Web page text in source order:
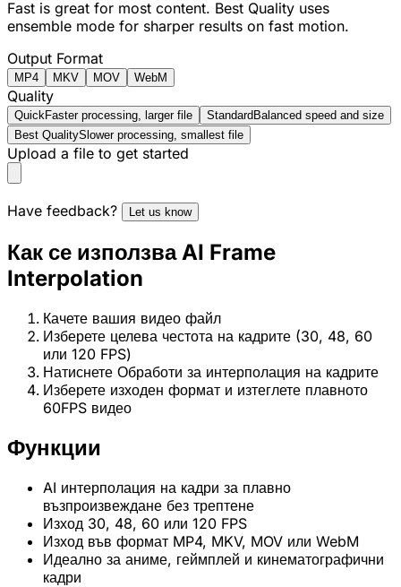
Fast is great for most content. Best Quality uses
ensemble mode for sharper results on fast motion.
Output Format
MP4 MKV MOV WebM
Quality
Quick Faster processing, larger file Standard Balanced speed and size
Best QualitySlower processing, smallest file
Upload a file to get started
Have feedback? Let us know
Как се използва AI Frame
Interpolation
Качете вашия видео файл
Изберете целева честота на кадрите (30, 48, 60
или 120 FPS)
Натиснете Обработи за интерполация на кадрите
Изберете изходен формат и изтеглете плавното
60FPS видео
Функции
AI интерполация на кадри за плавно
възпроизвеждане без трептене
Изход 30, 48, 60 или 120 FPS
Изход във формат MP4, MKV, MOV или WebM
Идеално за аниме, геймплей и кинематографични
кадри